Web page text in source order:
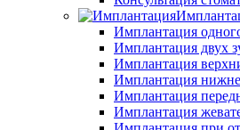
Имплантация
Имплантация двух
Имплантация
Имплантация
Имплантация
Имплантация